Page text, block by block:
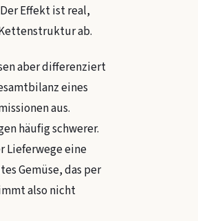
Effekt ist real,
ab.
aber differenziert
eines
aus.
häufig schwerer.
Lieferwege eine
Gemüse, das per
also nicht